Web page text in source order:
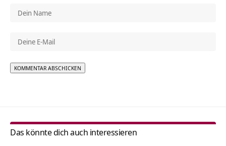
Das könnte dich auch interessieren